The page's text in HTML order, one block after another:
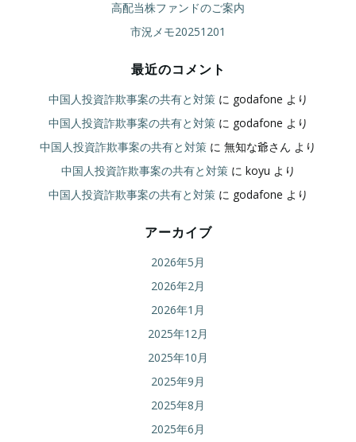
高配当株ファンドのご案内
市況メモ20251201
最近のコメント
中国人投資詐欺事案の共有と対策に godafone より
中国人投資詐欺事案の共有と対策に godafone より
中国人投資詐欺事案の共有と対策 に 無知な爺さん より
中国人投資詐欺事案の共有と対策に koyu より
中国人投資詐欺事案の共有と対策に godafone より
アーカイブ
2026年5月
2026年2月
2026年1月
2025年12月
2025年10月
2025年9月
2025年8月
2025年6月